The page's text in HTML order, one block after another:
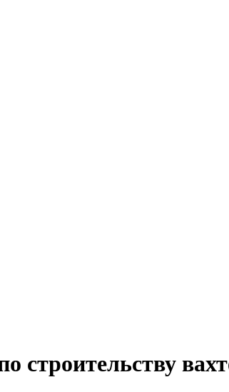
строительству